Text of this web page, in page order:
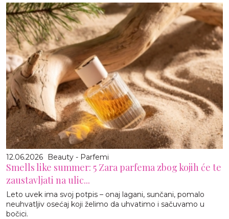
12.06.2026 Beauty - Parfemi
Smells like summer: 5 Zara parfema zbog kojih će te
zaustavljati na ulic...
Leto uvek ima svoj potpis – onaj lagani, sunčani, pomalo
neuhvatljiv osećaj koji želimo da uhvatimo i sačuvamo u
bočici.